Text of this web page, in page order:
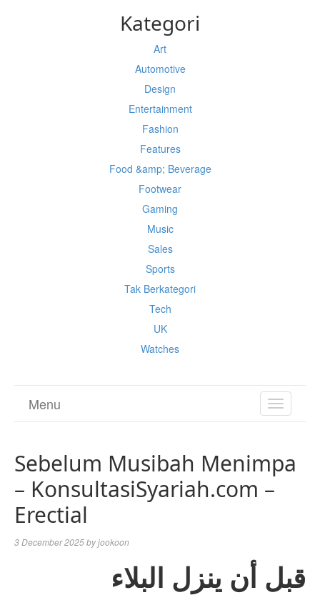
Kategori
Art
Automotive
Design
Entertainment
Fashion
Features
Food &amp; Beverage
Footwear
Gaming
Music
Sales
Sports
Tak Berkategori
Tech
UK
Watches
TOGGLE
Menu
Sebelum Musibah Menimpa
– KonsultasiSyariah.com –
Erectial
3 December 2025byjookoon
قبل أن ينزل البلاء